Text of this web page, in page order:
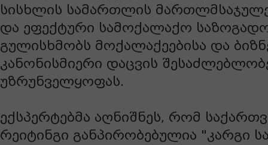
სისხლის სამართლის
და ეფექტური სამოქალაქო
გულისხმობს მოქალაქეებისა და
კანონისმიერი დაცვის
უზრუნველყოფას.
ექსპერტებმა აღნიშნეს, რომ
რეიტინგი განპირობებულია "კარგი